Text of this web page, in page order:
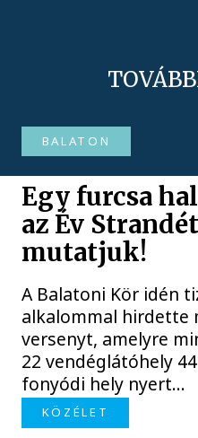
BALATON
Egy furcsa
az Év
mutatjuk!
A Balatoni Kör idén
alkalommal hirdette
versenyt, amelyre
22 vendéglátóhely
fonyódi hely nyert...
KÖZÉLET